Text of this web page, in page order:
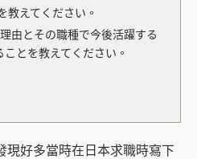
教えてください。
由とその職種で今後活躍する
とを教えてください。
現好多當時在日本求職時寫下